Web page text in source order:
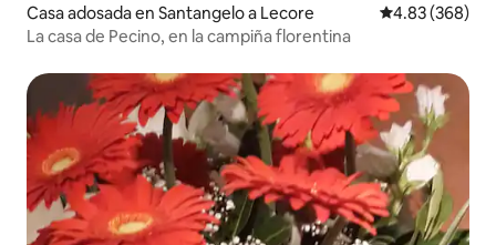
Casa adosada en Santangelo a Lecore Calificación
4.83 (368)
La casa de Pecino, en la campiña florentina